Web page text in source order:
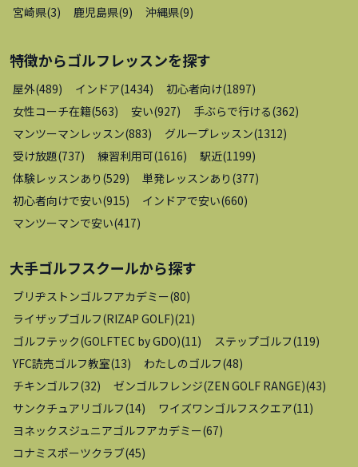
宮崎県(3) 鹿児島県(9) 沖縄県(9)
特徴からゴルフレッスンを探す
屋外(489) インドア(1434) 初心者向け(1897)
女性コーチ在籍(563) 安い(927) 手ぶらで行ける(362)
マンツーマンレッスン(883) グループレッスン(1312)
受け放題(737) 練習利用可(1616) 駅近(1199)
体験レッスンあり (529) 単発レッスンあり (377)
初心者向けで安い(915) インドアで安い(660)
マンツーマンで安い(417)
大手ゴルフスクールから探す
ブリヂストンゴルフアカデミー(80)
ライザップゴルフ(RIZAP GOLF)(21)
ゴルフテック(GOLFTEC by GDO)(11) ステップゴルフ(119)
YFC読売ゴルフ教室(13) わたしのゴルフ(48)
チキンゴルフ(32) ゼンゴルフレンジ(ZEN GOLF RANGE)(43)
サンクチュアリゴルフ(14) ワイズワンゴルフスクエア(11)
ヨネックスジュニアゴルフアカデミー(67)
コナミスポーツクラブ(45)